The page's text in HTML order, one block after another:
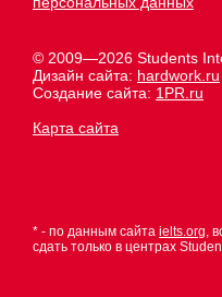
© 2009—2026 Students
Дизайн сайта: hardwork.ru
Создание сайта: 1PR.ru
Карта сайта
* - по данным сайта ielts.org,
сдать только в центрах